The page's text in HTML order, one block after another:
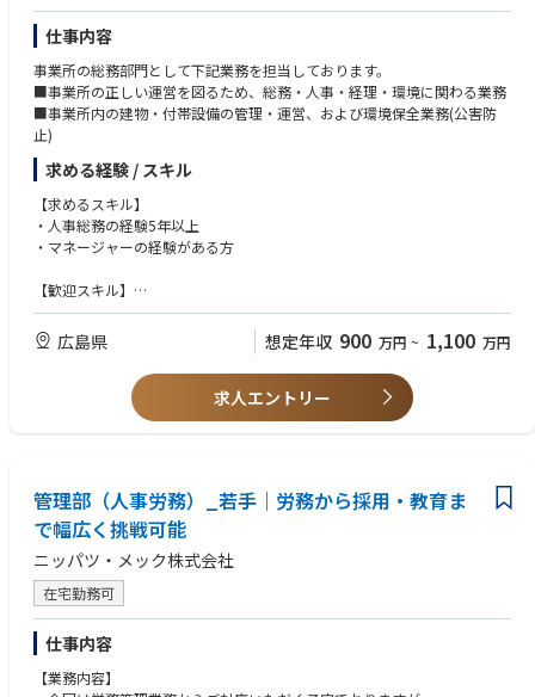
【歓迎条件】
■職務経験
ジュニアコンサルタント：3～5年程度、シニアコンサルタント／マネジャ
ークラス：7～10年程度を想定していますが、経験レベルは幅広く歓迎し
ます。
■資格
・Workday HCM の導入および本番稼働後サポートに関する知識・経験
HCM エンドツーエンド導入を2サイクル以上ご経験されている方
・以下いずれかの Workday プロダクト領域における有効な認定資格
Core HCM／Talent & Performance／Recruiting／Learning／Core または
Advanced Compensation／Reporting／PRISM／Security Administration
・ビジネスレベルの日本語力（N2 以上目安）
文書作成および会議での口頭コミュニケーションが問題なく行える方
仕事内容
事業所の総務部門として下記業務を担当しております。
■事業所の正しい運営を図るため、総務・人事・経理・環境に関わる業務
■事業所内の建物・付帯設備の管理・運営、および環境保全業務(公害防
止)
求める経験 / スキル
【求めるスキル】
・人事総務の経験5年以上
・マネージャーの経験がある方
【歓迎スキル】
・機械系メーカー企業での就業経験をお持ちの方
・簿記2級をお持ちの方
・人事関連資格をお持ちの方
・採用面接経験をお持ちの方
広島県 想定年収 900 万円 ~ 1,100 万円
求人エントリー
管理部（人事労務）_若手｜労務から採用・教育ま
で幅広く挑戦可能
ニッパツ・メック株式会社
在宅勤務可
仕事内容
【業務内容】